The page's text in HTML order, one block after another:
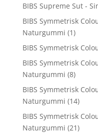
BIBS Supreme Sut -
BIBS Symmetrisk
Naturgummi (1)
BIBS Symmetrisk
BIBS Symmetrisk
Naturgummi (8)
BIBS Symmetrisk
Naturgummi (14)
BIBS Symmetrisk
Naturgummi (21)